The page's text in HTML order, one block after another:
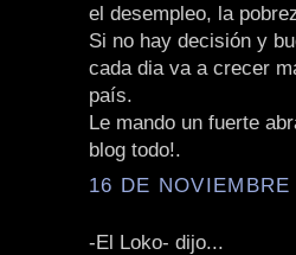
el desempleo, la
Si no hay decisión y
cada dia va a crecer
país.
Le mando un fuerte
blog todo!.
16 DE
-El Loko- dijo...